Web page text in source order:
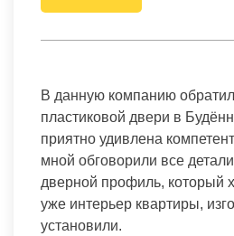
В данную компанию
пластиковой двери в
приятно удивлена
мной обговорили все
дверной профиль, который
уже интерьер квартиры,
установили.